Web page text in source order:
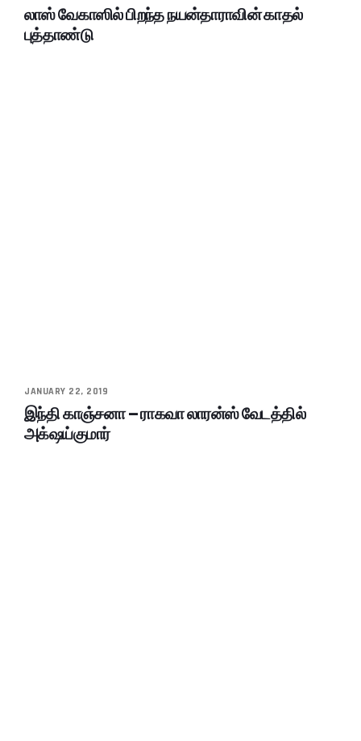
லாஸ் வேகாஸில் பிறந்த நயன்தாராவின் காதல்
புத்தாண்டு
JANUARY 22, 2019
இந்தி காஞ்சனா – ராகவா லாரன்ஸ் வேடத்தில்
அக்‌ஷய்குமார்